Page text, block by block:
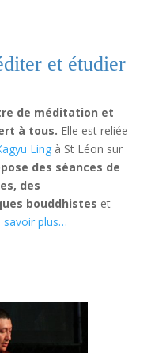
et étudier
de méditation et
à tous. Elle est reliée
Lingà St Léon sur
des séances de
des
bouddhistes et
savoir plus…